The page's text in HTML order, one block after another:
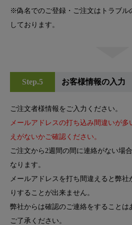
※偽名でのご登録・ご注文はトラブル
しております。
Step.5 お客様情報の入力
ご注文者様情報をご入力ください。
メールアドレスの打ち込み間違いが
えがないかご確認ください。
ご注文から2週間の間に連絡がない場
なります。
メールアドレスを打ち間違えると弊
りすることが出来ません。
弊社からは確認のご連絡をすることは
ご了承ください。